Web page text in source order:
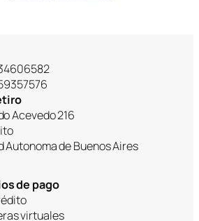
Acevedo 216
Autonoma de Buenos Aires
de pago
virtuales